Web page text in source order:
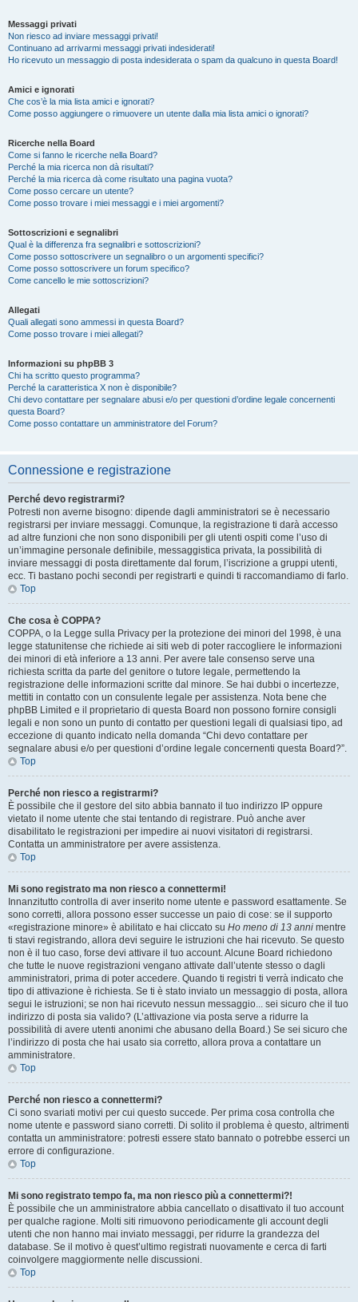
Messaggi privati
Non riesco ad inviare messaggi privati!
Continuano ad arrivarmi messaggi privati indesiderati!
Ho ricevuto un messaggio di posta indesiderata o spam da qualcuno in questa Board!
Amici e ignorati
Che cos’è la mia lista amici e ignorati?
Come posso aggiungere o rimuovere un utente dalla mia lista amici o ignorati?
Ricerche nella Board
Come si fanno le ricerche nella Board?
Perché la mia ricerca non dà risultati?
Perché la mia ricerca dà come risultato una pagina vuota?
Come posso cercare un utente?
Come posso trovare i miei messaggi e i miei argomenti?
Sottoscrizioni e segnalibri
Qual è la differenza fra segnalibri e sottoscrizioni?
Come posso sottoscrivere un segnalibro o un argomenti specifici?
Come posso sottoscrivere un forum specifico?
Come cancello le mie sottoscrizioni?
Allegati
Quali allegati sono ammessi in questa Board?
Come posso trovare i miei allegati?
Informazioni su phpBB 3
Chi ha scritto questo programma?
Perché la caratteristica X non è disponibile?
Chi devo contattare per segnalare abusi e/o per questioni d’ordine legale concernenti
questa Board?
Come posso contattare un amministratore del Forum?
Connessione e registrazione
Perché devo registrarmi?
Potresti non averne bisogno: dipende dagli amministratori se è necessario
registrarsi per inviare messaggi. Comunque, la registrazione ti darà accesso
ad altre funzioni che non sono disponibili per gli utenti ospiti come l’uso di
un’immagine personale definibile, messaggistica privata, la possibilità di
inviare messaggi di posta direttamente dal forum, l’iscrizione a gruppi utenti,
ecc. Ti bastano pochi secondi per registrarti e quindi ti raccomandiamo di farlo.
Top
Che cosa è COPPA?
COPPA, o la Legge sulla Privacy per la protezione dei minori del 1998, è una
legge statunitense che richiede ai siti web di poter raccogliere le informazioni
dei minori di età inferiore a 13 anni. Per avere tale consenso serve una
richiesta scritta da parte del genitore o tutore legale, permettendo la
registrazione delle informazioni scritte dal minore. Se hai dubbi o incertezze,
mettiti in contatto con un consulente legale per assistenza. Nota bene che
phpBB Limited e il proprietario di questa Board non possono fornire consigli
legali e non sono un punto di contatto per questioni legali di qualsiasi tipo, ad
eccezione di quanto indicato nella domanda “Chi devo contattare per
segnalare abusi e/o per questioni d’ordine legale concernenti questa Board?”.
Top
Perché non riesco a registrarmi?
È possibile che il gestore del sito abbia bannato il tuo indirizzo IP oppure
vietato il nome utente che stai tentando di registrare. Può anche aver
disabilitato le registrazioni per impedire ai nuovi visitatori di registrarsi.
Contatta un amministratore per avere assistenza.
Top
Mi sono registrato ma non riesco a connettermi!
Innanzitutto controlla di aver inserito nome utente e password esattamente. Se
sono corretti, allora possono esser successe un paio di cose: se il supporto
«registrazione minore» è abilitato e hai cliccato su Ho meno di 13 anni mentre
ti stavi registrando, allora devi seguire le istruzioni che hai ricevuto. Se questo
non è il tuo caso, forse devi attivare il tuo account. Alcune Board richiedono
che tutte le nuove registrazioni vengano attivate dall’utente stesso o dagli
amministratori, prima di poter accedere. Quando ti registri ti verrà indicato che
tipo di attivazione è richiesta. Se ti è stato inviato un messaggio di posta, allora
segui le istruzioni; se non hai ricevuto nessun messaggio... sei sicuro che il tuo
indirizzo di posta sia valido? (L’attivazione via posta serve a ridurre la
possibilità di avere utenti anonimi che abusano della Board.) Se sei sicuro che
l’indirizzo di posta che hai usato sia corretto, allora prova a contattare un
amministratore.
Top
Perché non riesco a connettermi?
Ci sono svariati motivi per cui questo succede. Per prima cosa controlla che
nome utente e password siano corretti. Di solito il problema è questo, altrimenti
contatta un amministratore: potresti essere stato bannato o potrebbe esserci un
errore di configurazione.
Top
Mi sono registrato tempo fa, ma non riesco più a connettermi?!
È possibile che un amministratore abbia cancellato o disattivato il tuo account
per qualche ragione. Molti siti rimuovono periodicamente gli account degli
utenti che non hanno mai inviato messaggi, per ridurre la grandezza del
database. Se il motivo è quest’ultimo registrati nuovamente e cerca di farti
coinvolgere maggiormente nelle discussioni.
Top